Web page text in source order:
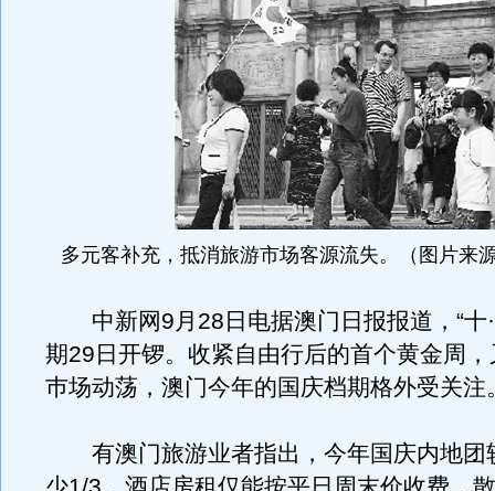
多元客补充，抵消旅游市场客源流失。（图片来
中新网9月28日电据澳门日报报道，“十·
期29日开锣。收紧自由行后的首个黄金周
巿场动荡，澳门今年的国庆档期格外受关注
有澳门旅游业者指出，今年国庆内地团